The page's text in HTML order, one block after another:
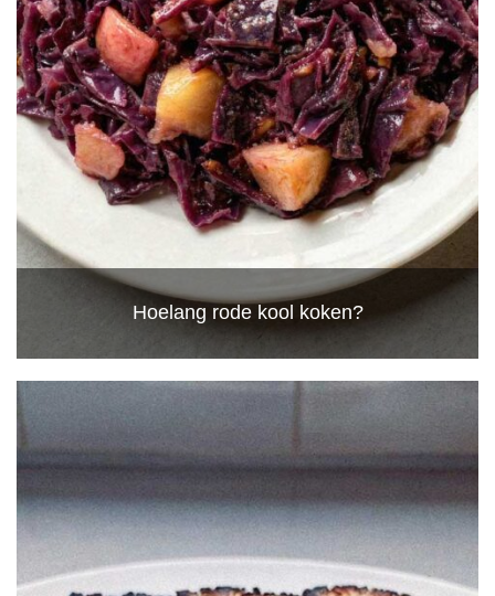
Hoelang rode kool koken?